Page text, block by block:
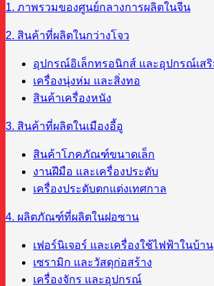
1. ภาพรวมของศูนย์กลางการผลิตในจีน
2. สินค้าที่ผลิตในกว่างโจว
อุปกรณ์อิเล็กทรอนิกส์ และอุปกรณ์เสริ
เครื่องนุ่งห่ม และสิ่งทอ
สินค้าเครื่องหนัง
3. สินค้าที่ผลิตในเมืองอี้อู
สินค้าโภคภัณฑ์ขนาดเล็ก
งานฝีมือ และเครื่องประดับ
เครื่องประดับตกแต่งเทศกาล
4. ผลิตภัณฑ์ที่ผลิตในฝอซาน
เฟอร์นิเจอร์ และเครื่องใช้ไฟฟ้าในบ้าน
เซรามิก และวัสดุก่อสร้าง
เครื่องจักร และอุปกรณ์